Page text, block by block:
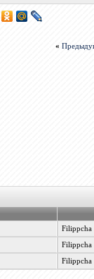
«
Filippcha
Filippcha
Filippcha